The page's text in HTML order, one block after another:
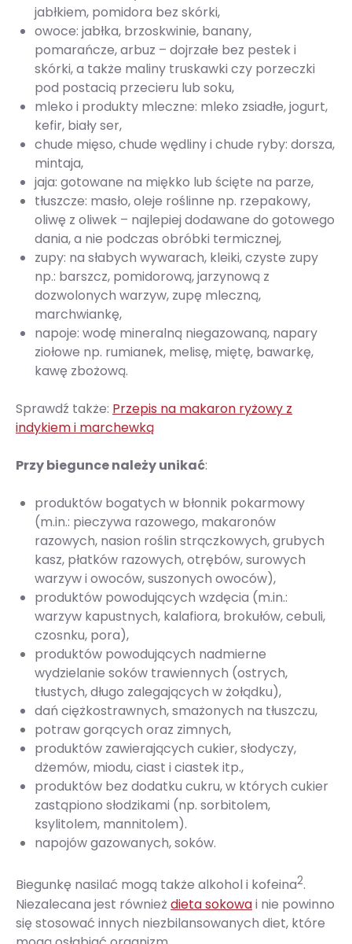
jabłkiem, pomidora bez skórki,
owoce: jabłka, brzoskwinie, banany,
pomarańcze, arbuz – dojrzałe bez pestek i
skórki, a także maliny truskawki czy porzeczki
pod postacią przecieru lub soku,
mleko i produkty mleczne: mleko zsiadłe, jogurt,
kefir, biały ser,
chude mięso, chude wędliny i chude ryby: dorsza,
mintaja,
jaja: gotowane na miękko lub ścięte na parze,
tłuszcze: masło, oleje roślinne np. rzepakowy,
oliwę z oliwek – najlepiej dodawane do gotowego
dania, a nie podczas obróbki termicznej,
zupy: na słabych wywarach, kleiki, czyste zupy
np.: barszcz, pomidorową, jarzynową z
dozwolonych warzyw, zupę mleczną,
marchwiankę,
napoje: wodę mineralną niegazowaną, napary
ziołowe np. rumianek, melisę, miętę, bawarkę,
kawę zbożową.
Sprawdź także: Przepis na makaron ryżowy z
indykiem i marchewką
Przy biegunce należy unikać:
produktów bogatych w błonnik pokarmowy
(m.in.: pieczywa razowego, makaronów
razowych, nasion roślin strączkowych, grubych
kasz, płatków razowych, otrębów, surowych
warzyw i owoców, suszonych owoców),
produktów powodujących wzdęcia (m.in.:
warzyw kapustnych, kalafiora, brokułów, cebuli,
czosnku, pora),
produktów powodujących nadmierne
wydzielanie soków trawiennych (ostrych,
tłustych, długo zalegających w żołądku),
dań ciężkostrawnych, smażonych na tłuszczu,
potraw gorących oraz zimnych,
produktów zawierających cukier, słodyczy,
dżemów, miodu, ciast i ciastek itp.,
produktów bez dodatku cukru, w których cukier
zastąpiono słodzikami (np. sorbitolem,
ksylitolem, mannitolem).
napojów gazowanych, soków.
Biegunkę nasilać mogą także alkohol i kofeina2.
Niezalecana jest również dieta sokowai nie powinno
się stosować innych niezbilansowanych diet, które